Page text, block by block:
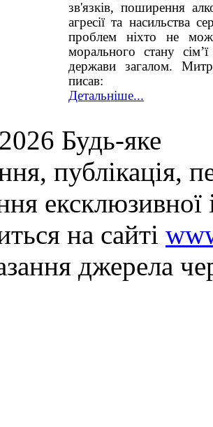
зв'язків, поширення
агресії та насильства
проблем ніхто не
морального стану
держави загалом.
писав:
Детальніше...
Будь-яке
публiкацiя,
на сайті
джерела